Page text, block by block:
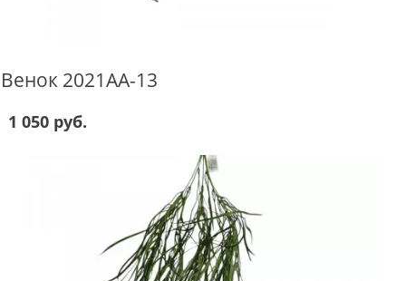
Венок 2021AA-13
1 050 руб.